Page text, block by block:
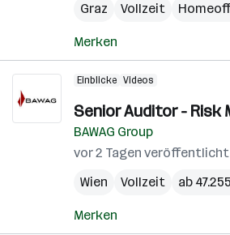
Graz
Vollzeit
Merken
Einblicke Videos
Senior Auditor - Risk
BAWAG Group
vor 2 Tagen veröffentlicht
Wien
Vollzeit ab
Merken